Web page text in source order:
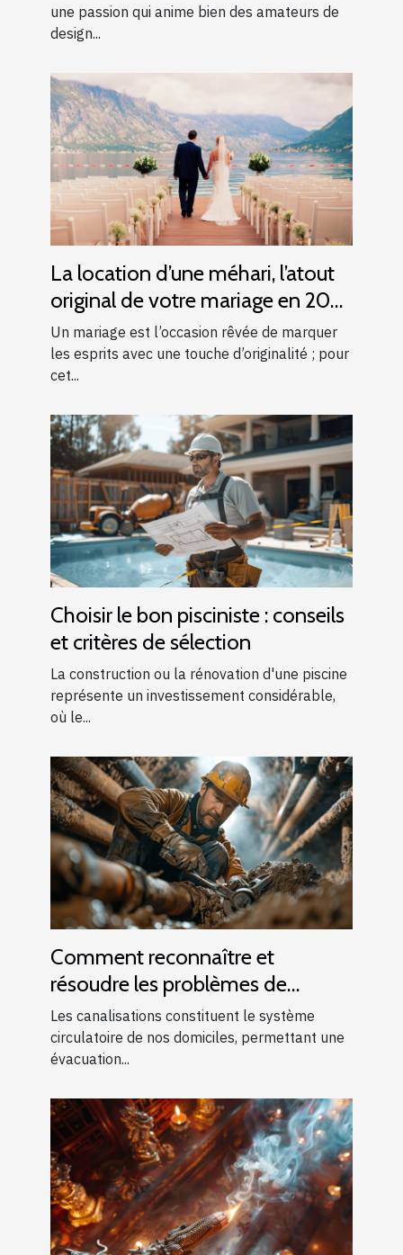
une passion qui anime bien des amateurs de
design...
La location d’une méhari, l’atout
original de votre mariage en 2025
!Un mariage est l’occasion rêvée de marquer
les esprits avec une touche d’originalité ; pour
cet...
Choisir le bon pisciniste : conseils
et critères de sélection
La construction ou la rénovation d'une piscine
représente un investissement considérable,
où le...
Comment reconnaître et
résoudre les problèmes de
canalisations bouchées
Les canalisations constituent le système
circulatoire de nos domiciles, permettant une
évacuation...